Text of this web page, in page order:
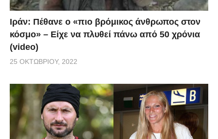
Ιράν: Πέθανε ο «πιο βρόμικος άνθρωπος στον
κόσμο» – Είχε να πλυθεί πάνω από 50 χρόνια
(video)
25 ΟΚΤΩΒΡΊΟΥ, 2022